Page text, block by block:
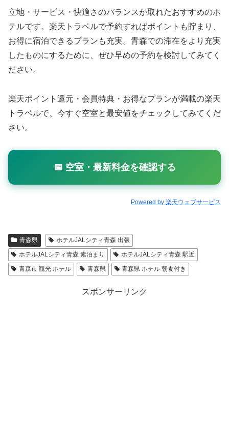
立地・サービス・快適さのバランスが取れたおすすめのホ
テルです。楽天トラベルで予約すればポイントも貯まり、
お得に宿泊できるプランも充実。青森での滞在をより充実
したものにするために、ぜひ早めの予約を検討してみてく
ださい。
楽天ポイント還元・会員特典・お得なプランが満載の楽天
トラベルで、今すぐ空室と最安値をチェックしてみてくだ
さい。
📅 空室・最新料金を確認する
Powered by 楽天ウェブサービス
青森県
ホテルJALシティ青森 出張
ホテルJALシティ青森 素泊まり
ホテルJALシティ青森 駅近
青森市 観光 ホテル
青森県 青森県 ホテル 朝食付き
スポンサーリンク